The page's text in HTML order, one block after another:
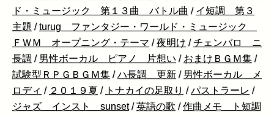
ド・ミュージック 第１３曲 バトル曲 / イ短調 第３
主題 /turug ファンタジー・ワールド・ミュージック
ＦＷＭ オープニング・テーマ /夜明け /チェンバロ ニ
長調 / 男性ボーカル ピアノ 片想い / おまけＢＧＭ集 /
試験型ＲＰＧＢＧＭ集 /ハ長調 更新 / 男性ボーカル メ
ロディ / ２０１９夏 / トナカイの足取り /パストラーレ /
ジャズ インスト sunset /英語の歌 /作曲メモ ト短調